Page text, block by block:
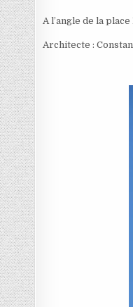
A l’angle de la
Architecte :